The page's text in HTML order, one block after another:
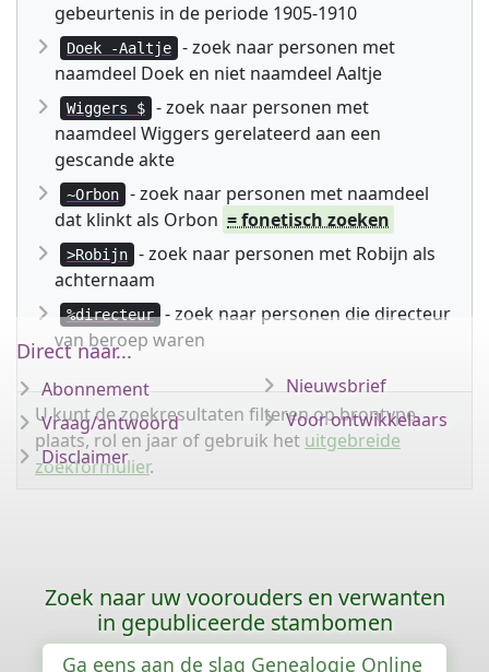
gebeurtenis in de periode 1905-1910
Doek -Aaltje
- zoek naar personen met
naamdeel Doek en niet naamdeel Aaltje
Wiggers $
- zoek naar personen met
naamdeel Wiggers gerelateerd aan een
gescande akte
~Orbon
- zoek naar personen met naamdeel
dat klinkt als Orbon = fonetisch zoeken
>Robijn
- zoek naar personen met Robijn als
achternaam
%directeur
- zoek naar personen die directeur
van beroep waren
U kunt de zoekresultaten filteren op brontype,
plaats, rol en jaar of gebruik het uitgebreide
zoekformulier.
Direct naar...
Abonnement
Vraag/antwoord
Disclaimer
Nieuwsbrief
Voor ontwikkelaars
Zoek naar uw voorouders en verwanten
in gepubliceerde stambomen
Ga eens aan de slag Genealogie Online